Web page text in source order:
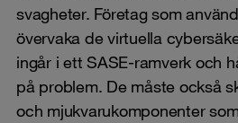
svagheter. Företag som
övervaka de virtuella
ingår i ett SASE-ramverk och
på problem. De måste också
och mjukvarukomponenter